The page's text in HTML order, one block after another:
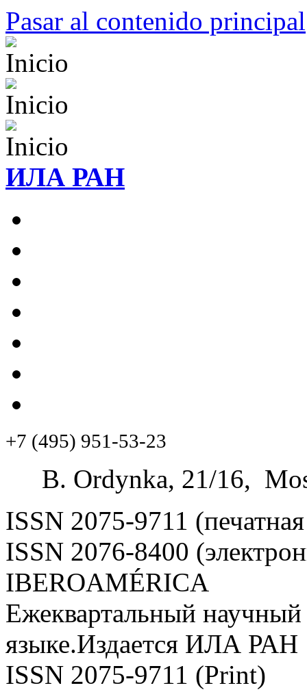
Pasar al contenido principal
ИЛА РАН
+7 (495) 951-53-23
B. Ordynka, 21/16,
ISSN 2075-9711
ISSN 2076-8400
IBEROAMÉRICA
Ежеквартальный
языке.Издается ИЛА РАН
ISSN 2075-9711 (Print)